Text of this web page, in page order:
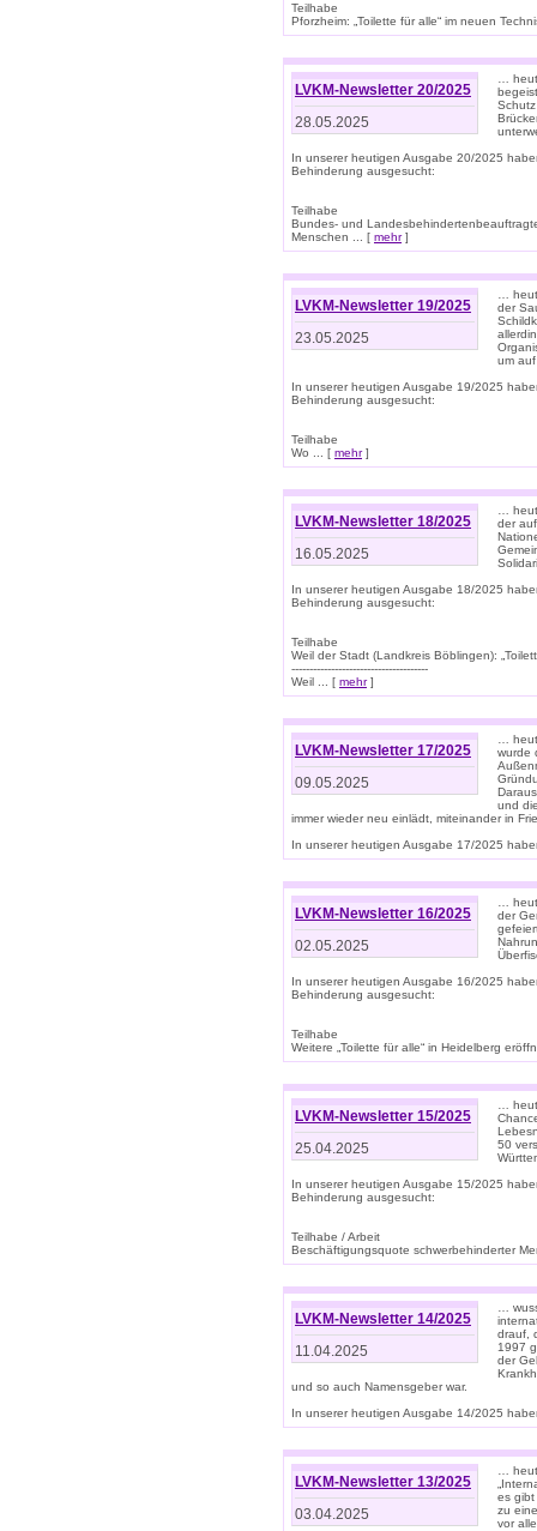
Teilhabe
Pforzheim: „Toilette für alle“ im neuen
LVKM-Newsletter 20/2025
28.05.2025
…
In unserer heutigen Ausgabe 20/2025
Behinderung ausgesucht:
Teilhabe
Bundes- und
Menschen ... [ mehr]
LVKM-Newsletter 19/2025
23.05.2025
…
der
um
In unserer heutigen Ausgabe 19/2025
Behinderung ausgesucht:
Teilhabe
Wo ... [ mehr]
LVKM-Newsletter 18/2025
16.05.2025
…
der
In unserer heutigen Ausgabe 18/2025
Behinderung ausgesucht:
Teilhabe
Weil der Stadt (Landkreis Böblingen):
--------------------------------------
Weil ... [ mehr]
LVKM-Newsletter 17/2025
09.05.2025
…
wurde
und
immer wieder neu einlädt, miteinander in
In unserer heutigen Ausgabe 17/2025
LVKM-Newsletter 16/2025
02.05.2025
…
der
In unserer heutigen Ausgabe 16/2025
Behinderung ausgesucht:
Teilhabe
Weitere „Toilette für alle“ in Heidelberg
LVKM-Newsletter 15/2025
25.04.2025
…
50
In unserer heutigen Ausgabe 15/2025
Behinderung ausgesucht:
Teilhabe / Arbeit
Beschäftigungsquote schwerbehinderter
LVKM-Newsletter 14/2025
11.04.2025
…
drauf,
1997
der
und so auch Namensgeber war.
In unserer heutigen Ausgabe 14/2025
LVKM-Newsletter 13/2025
03.04.2025
…
es gibt
zu
vor